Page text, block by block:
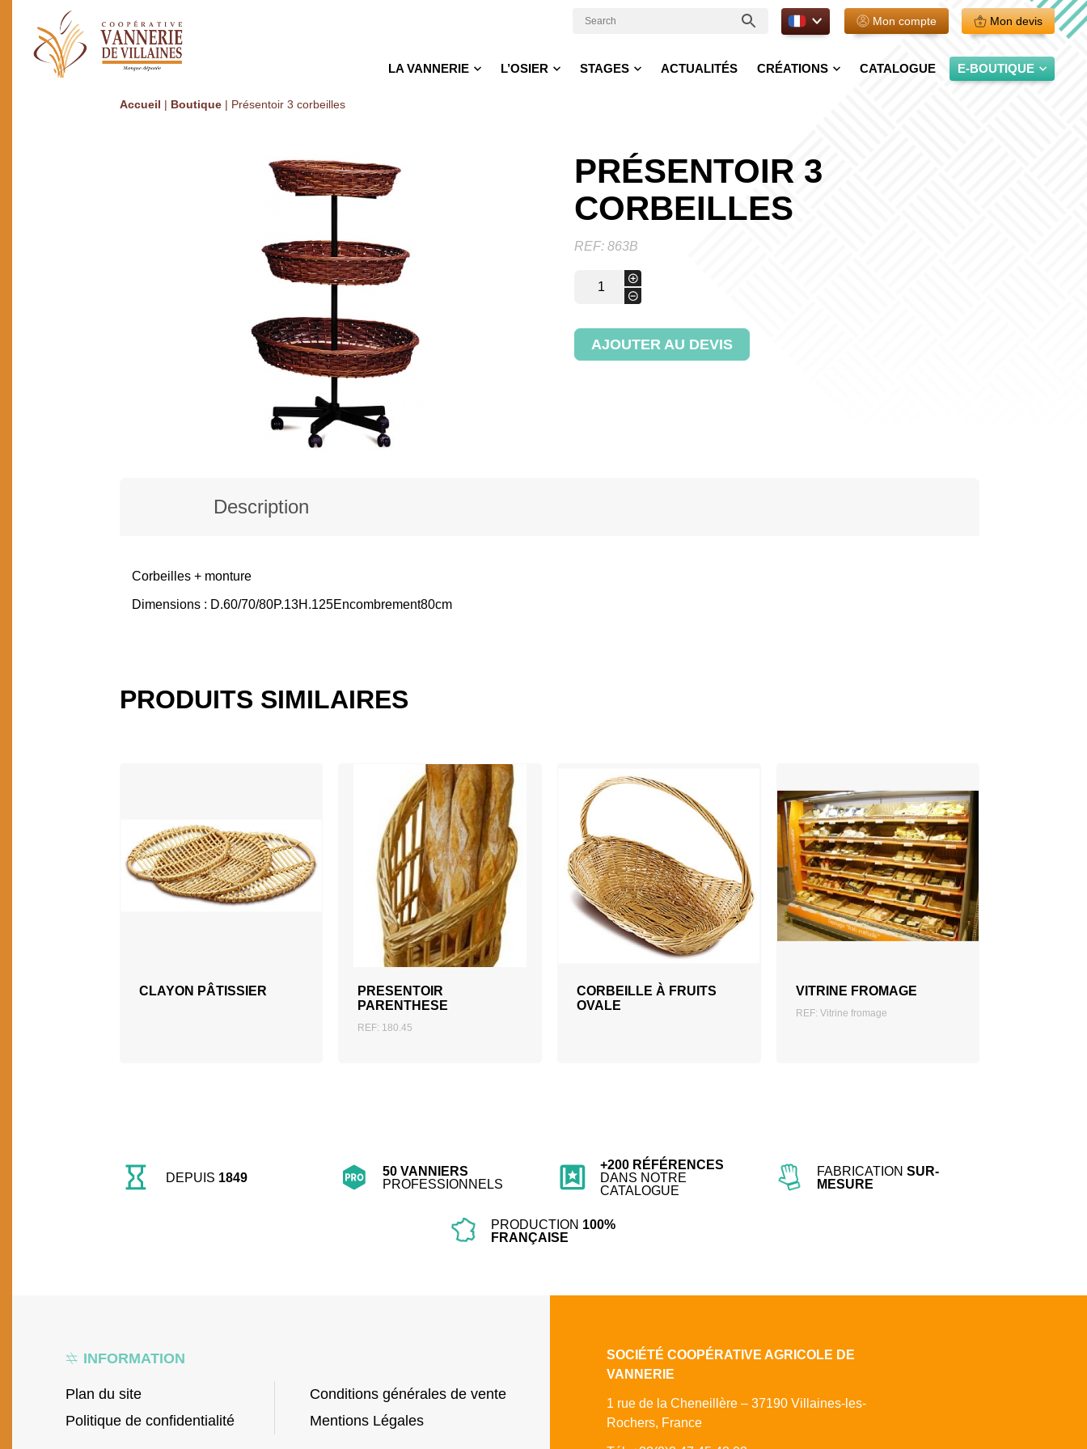
FR. Mon compte Mon devis
LA VANNERIE L’OSIER STAGES ACTUALITÉS CRÉATIONS CATALOGUE E-BOUTIQUE
Accueil | Boutique| Présentoir 3 corbeilles
PRÉSENTOIR 3
CORBEILLES
REF: 863B
-
Présentoir
corbeilles
+
AJOUTER AU DEVIS
Description
DESCRIPTION
Corbeilles + monture
Dimensions : D.60/70/80P.13H.125Encombrement80cm
PRODUITS SIMILAIRES
CLAYON PÂTISSIER
PRESENTOIR
PARENTHESE
REF: 180.45
AJOUTER AU DEVIS
CORBEILLE À FRUITS
OVALE
VITRINE FROMAGE
REF: Vitrine fromage
AJOUTER AU DEVIS
DEPUIS 1849
50 VANNIERS
PROFESSIONNELS
+200 RÉFÉRENCES
DANS NOTRE
CATALOGUE
FABRICATION SUR-
MESURE
PRODUCTION 100%
FRANÇAISE
INFORMATION
Plan du site
Politique de confidentialité
Conditions générales de vente
Mentions Légales
SOCIÉTÉ COOPÉRATIVE AGRICOLE DE
VANNERIE
1 rue de la Cheneillère – 37190 Villaines-les-
Rochers, France